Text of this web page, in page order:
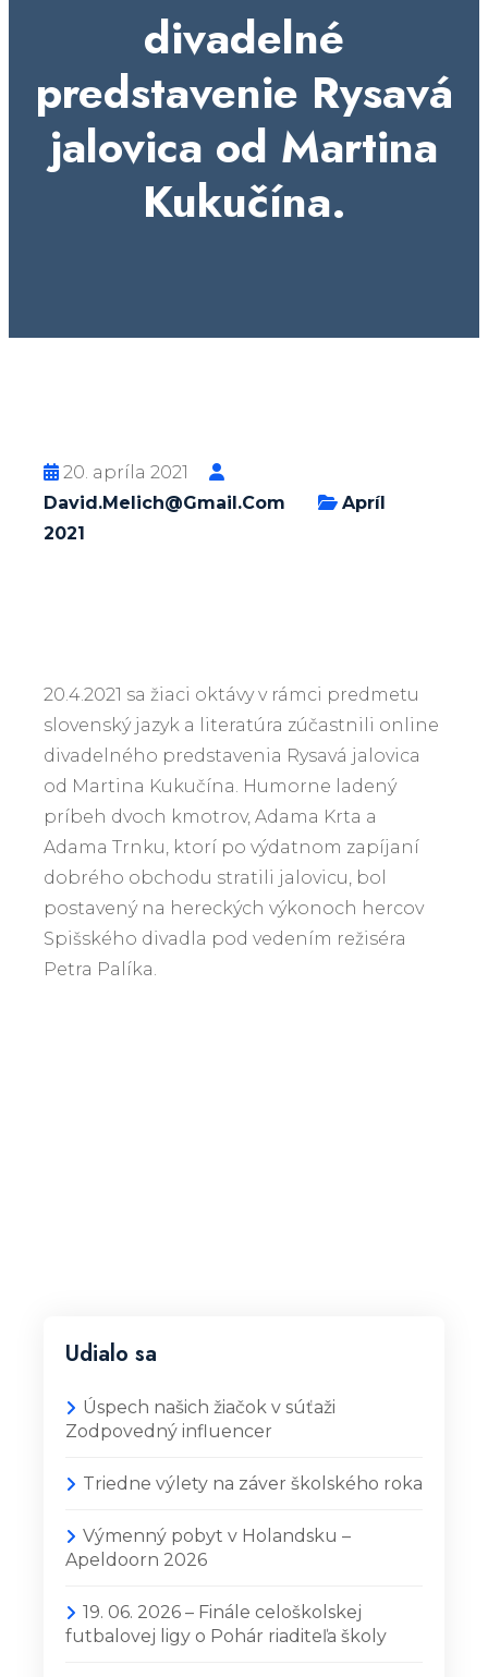
divadelné
predstavenie Rysavá
jalovica od Martina
Kukučína.
20. apríla 2021
David.melich@gmail.com
Apríl
2021
20.4.2021 sa žiaci oktávy v rámci predmetu
slovenský jazyk a literatúra zúčastnili online
divadelného predstavenia Rysavá jalovica
od Martina Kukučína. Humorne ladený
príbeh dvoch kmotrov, Adama Krta a
Adama Trnku, ktorí po výdatnom zapíjaní
dobrého obchodu stratili jalovicu, bol
postavený na hereckých výkonoch hercov
Spišského divadla pod vedením režiséra
Petra Palíka.
Udialo sa
Úspech našich žiačok v súťaži
Zodpovedný influencer
Triedne výlety na záver školského roka
Výmenný pobyt v Holandsku –
Apeldoorn 2026
19. 06. 2026 – Finále celoškolskej
futbalovej ligy o Pohár riaditeľa školy